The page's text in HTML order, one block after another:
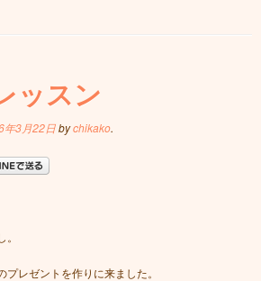
ッスン
年3月22日bychikako.
レゼントを作りに来ました。